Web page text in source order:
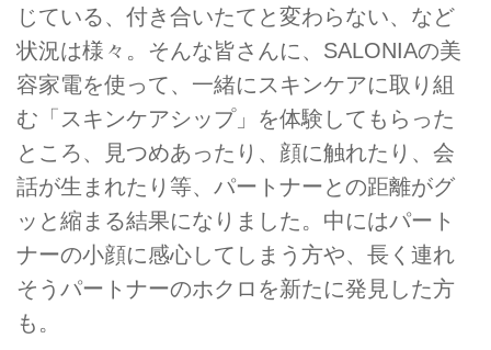
じている、付き合いたてと変わらない、など
状況は様々。そんな皆さんに、SALONIAの美
容家電を使って、一緒にスキンケアに取り組
む「スキンケアシップ」を体験してもらった
ところ、見つめあったり、顔に触れたり、会
話が生まれたり等、パートナーとの距離がグ
ッと縮まる結果になりました。中にはパート
ナーの小顔に感心してしまう方や、長く連れ
そうパートナーのホクロを新たに発見した方
も。